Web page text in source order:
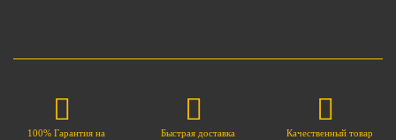
100% Гарантия на
Быстрая доставка
Качественный товар